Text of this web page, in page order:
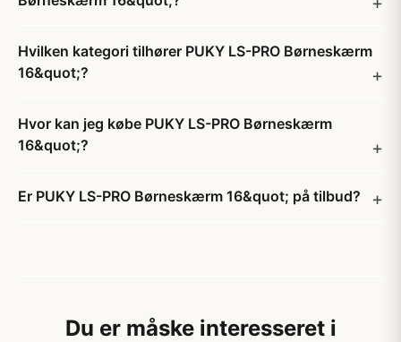
Hvilken kategori tilhører PUKY LS-PRO Børneskærm
16&quot;?
Hvor kan jeg købe PUKY LS-PRO Børneskærm
16&quot;?
Er PUKY LS-PRO Børneskærm 16&quot; på tilbud?
Du er måske interesseret i